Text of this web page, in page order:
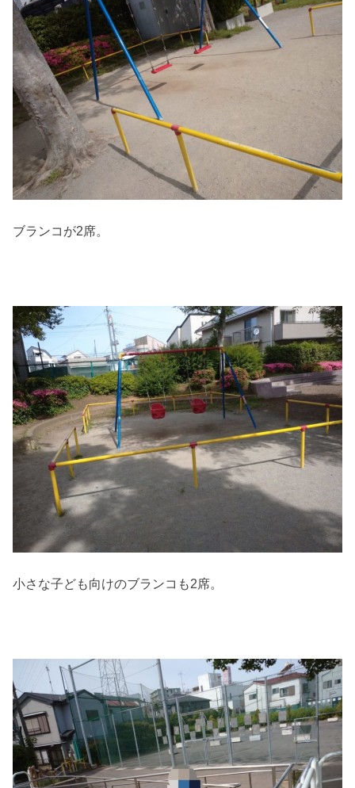
ブランコが2席。
小さな子ども向けのブランコも2席。